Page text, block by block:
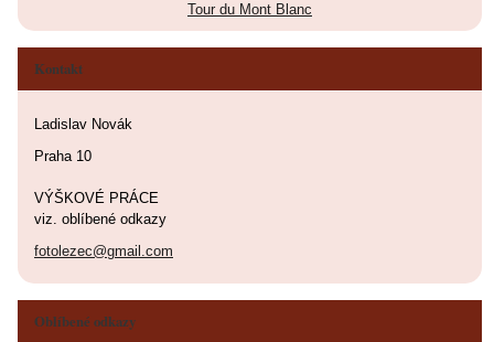
Tour du Mont Blanc
Kontakt
Ladislav Novák
Praha 10
VÝŠKOVÉ PRÁCE
viz. oblíbené odkazy
fotolezec@gmail.com
Oblíbené odkazy